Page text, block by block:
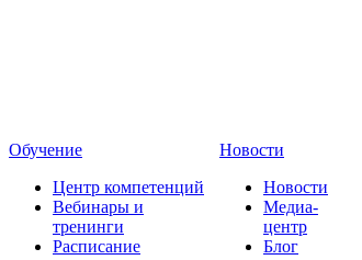
Обучение
Центр компетенций
Вебинары и
тренинги
Расписание
Новости
Новости
Медиа-
центр
Блог